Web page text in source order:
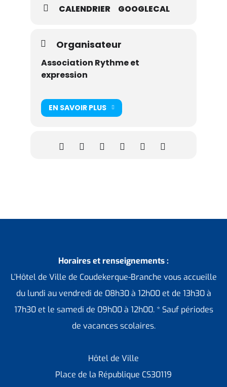
CALENDRIER GOOGLECAL
Organisateur
Association Rythme et
expression
EN SAVOIR PLUS
Horaires et renseignements :
L’Hôtel de Ville de Coudekerque-Branche vous accueille
du lundi au vendredi de 08h30 à 12h00 et de 13h30 à
17h30 et le samedi de 09h00 à 12h00. * Sauf périodes
de vacances scolaires.
Hôtel de Ville
Place de la République CS30119